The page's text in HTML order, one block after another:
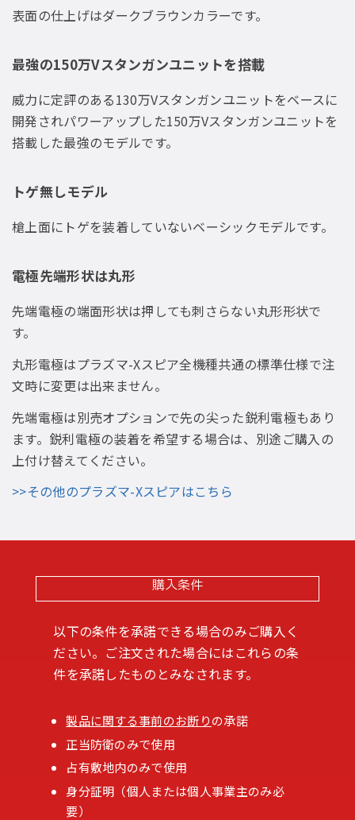
表面の仕上げはダークブラウンカラーです。
最強の150万Vスタンガンユニットを搭載
威力に定評のある130万Vスタンガンユニットをベースに
開発されパワーアップした150万Vスタンガンユニットを
搭載した最強のモデルです。
トゲ無しモデル
槍上面にトゲを装着していないベーシックモデルです。
電極先端形状は丸形
先端電極の端面形状は押しても刺さらない丸形形状で
す。
丸形電極はプラズマ-Xスピア全機種共通の標準仕様で注
文時に変更は出来ません。
先端電極は別売オプションで先の尖った鋭利電極もあり
ます。鋭利電極の装着を希望する場合は、別途ご購入の
上付け替えてください。
>>その他のプラズマ-Xスピアはこちら
購入条件
以下の条件を承諾できる場合のみご購入く
ださい。ご注文された場合にはこれらの条
件を承諾したものとみなされます。
製品に関する事前のお断りの承諾
正当防衛のみで使用
占有敷地内のみで使用
身分証明（個人または個人事業主のみ必
要）